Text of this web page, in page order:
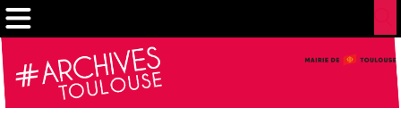
Gestion de vos préférences sur les cookies